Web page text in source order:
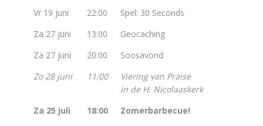
Vr 19 juni
22:00
Spel: 30 Seconds
Za 27 juni
13:00
Geocaching
Za 27 juni
20:00
Soosavond
Zo 28 juni
11:00
Viering van Praise
in de H. Nicolaaskerk
Za 25 juli
18:00 Zomerbarbecue!